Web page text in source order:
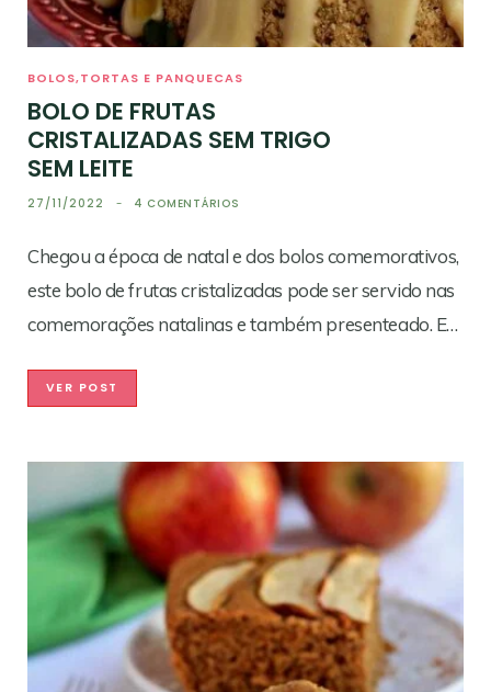
BOLOS,TORTAS E PANQUECAS
BOLO DE FRUTAS
CRISTALIZADAS SEM TRIGO
SEM LEITE
27/11/2022 4 COMENTÁRIOS
Chegou a época de natal e dos bolos comemorativos,
este bolo de frutas cristalizadas pode ser servido nas
comemorações natalinas e também presenteado. E…
VER POST